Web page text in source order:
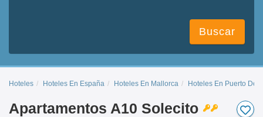
Buscar
Hoteles Hoteles En España Hoteles En Mallorca Hoteles En Puerto De
Apartamentos A10 Solecito